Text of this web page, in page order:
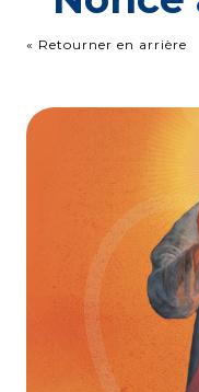
« Retourner en arrière